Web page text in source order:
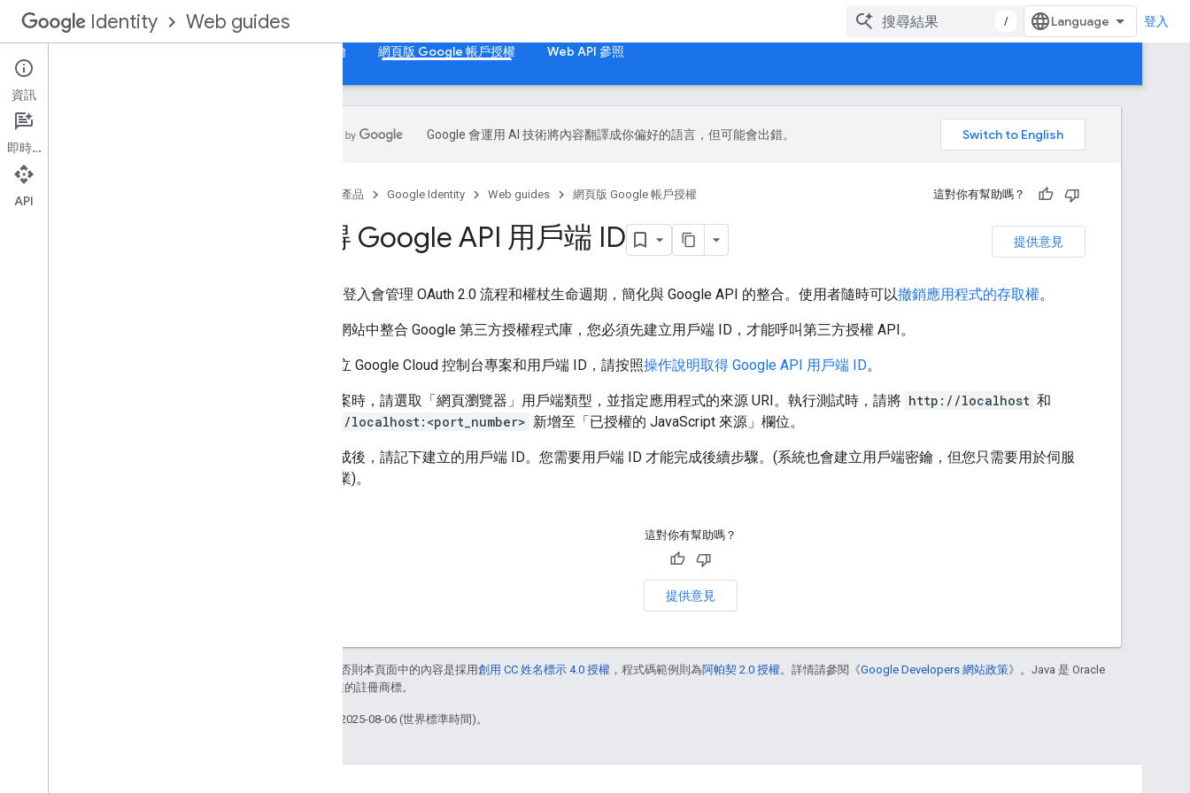
Identity Web guides / 登入
網頁版密碼金鑰 網頁版 Google 帳戶授權 Web API 參照
總覽
在網頁應用程式中存取 Google API
Google 會運用 AI 技術將內容翻譯成你偏好的語言，但可能會出錯。
產品 Google Identity Web guides 網頁版 Google 帳戶授權 這對你有幫助嗎？
提供意見
取得 Google API 用戶端 ID
Google 登入會管理 OAuth 2.0 流程和權杖生命週期，簡化與 Google API 的整合。使用者隨時可以撤銷應用程式的存取權。
如要在網站中整合 Google 第三方授權程式庫，您必須先建立用戶端 ID，才能呼叫第三方授權 API。
如要建立 Google Cloud 控制台專案和用戶端 ID，請按照操作說明取得 Google API 用戶端 ID。
設定專案時，請選取「網頁瀏覽器」用戶端類型，並指定應用程式的來源 URI。執行測試時，請將 http://localhost 和
http://localhost:<port_number> 新增至「已授權的 JavaScript 來源」欄位。
設定完成後，請記下建立的用戶端 ID。您需要用戶端 ID 才能完成後續步驟。(系統也會建立用戶端密鑰，但您只需要用於伺服
器端作業)。
這對你有幫助嗎？
提供意見
除非另有註明，否則本頁面中的內容是採用創用 CC 姓名標示 4.0 授權 ，程式碼範例則為阿帕契 2.0 授權。詳情請參閱《Google Developers 網站政策》。Java 是 Oracle
和/或其關聯企業的註冊商標。
上次更新時間：2025-08-06 (世界標準時間)。
資訊
即時通訊
API